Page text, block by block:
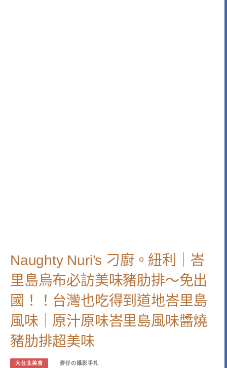
Naughty Nuri’s 刁廚。紐利｜峇
里島烏布必訪美味豬肋排～免出
國！！台灣也吃得到道地峇里島
風味｜原汁原味峇里島風味醬燒
豬肋排超美味
大台北美食 麥仔の攝影手札